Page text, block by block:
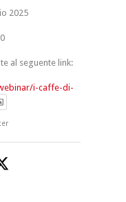
2025
al seguente link:
i-caffe-di-